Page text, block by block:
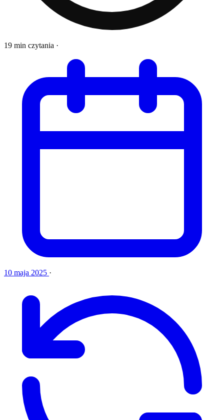
19 min czytania ·
10 maja 2025 ·